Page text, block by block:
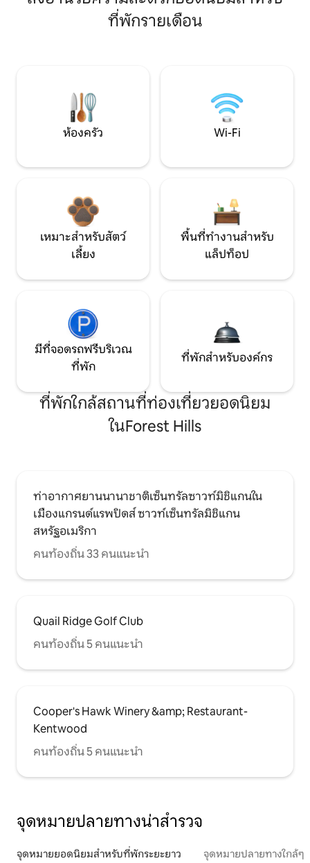
ที่พักรายเดือน
ห้องครัว Wi-Fi
เหมาะสำหรับสัตว์
เลี้ยง
พื้นที่ทำงานสำหรับ
แล็ปท็อป
มีที่จอดรถฟรีบริเวณ
ที่พัก
ที่พักสำหรับองค์กร
ที่พักใกล้สถานที่ท่องเที่ยวยอดนิยม
ในForest Hills
ท่าอากาศยานนานาชาติเซ็นทรัลซาวท์มิชิแกนใน
เมืองแกรนด์แรพปิดส์ ซาวท์เซ็นทรัลมิชิแกน
สหรัฐอเมริกา
คนท้องถิ่น 33 คนแนะนำ
Quail Ridge Golf Club
คนท้องถิ่น 5 คนแนะนำ
Cooper's Hawk Winery &amp; Restaurant-
Kentwood
คนท้องถิ่น 5 คนแนะนำ
จุดหมายปลายทางน่าสำรวจ
จุดหมายยอดนิยมสำหรับที่พักระยะยาว จุดหมายปลายทางใกล้ๆ